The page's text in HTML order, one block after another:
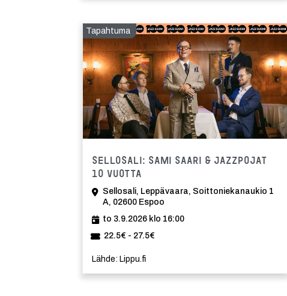
Tapahtuma
Sellosali: Sami Saari & Jazzpojat
10 vuotta
Sellosali, Leppävaara, Soittoniekanaukio 1
A, 02600 Espoo
to 3.9.2026 klo 16:00
22.5€ - 27.5€
Lähde: Lippu.fi